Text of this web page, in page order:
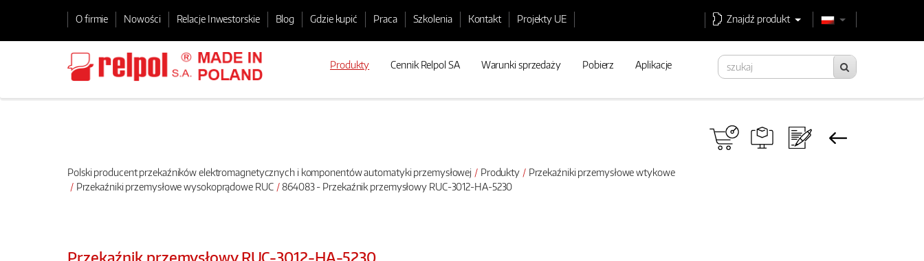
O firmie Nowości Relacje Inwestorskie Blog Gdzie kupić Praca Szkolenia Kontakt Projekty UE Znajdź produkt
Produkty Cennik Relpol SA Warunki sprzedaży Pobierz Aplikacje
Polski producent przekaźników elektromagnetycznych i komponentów automatyki przemysłowej Produkty
Przekaźniki przemysłowe wtykowe
Przekaźniki przemysłowe wysokoprądowe RUC
864083 - Przekaźnik przemysłowy RUC-3012-HA-5230